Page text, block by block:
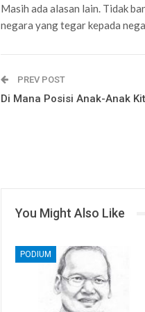
Masih ada alasan lain. Tidak
negara yang tegar kepada
PREV POST
Di Mana Posisi Anak-Anak
You Might Also Like
PODIUM